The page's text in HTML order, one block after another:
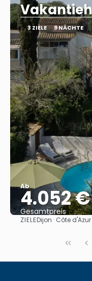
3 ZIELE 9 NÄCHTE
Ab
4.052 €
Gesamtpreis
ZIELEDijon · Côte d'Azur